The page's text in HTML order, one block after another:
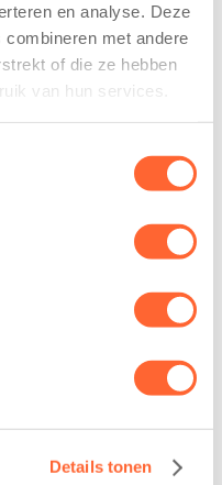
en analyse. Deze
met andere
of die ze hebben
van hun services.
Details tonen
Kids First
tekent
koopcontract
kindcentrum in
belangrijke stap
kindcentrum in